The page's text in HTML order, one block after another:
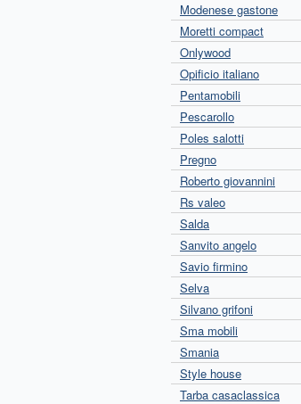
Modenese gastone
Moretti compact
Onlywood
Opificio italiano
Pentamobili
Pescarollo
Poles salotti
Pregno
Roberto giovannini
Rs valeo
Salda
Sanvito angelo
Savio firmino
Selva
Silvano grifoni
Sma mobili
Smania
Style house
Tarba casaclassica